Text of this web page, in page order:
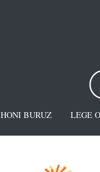
HONI BURUZ LEGE